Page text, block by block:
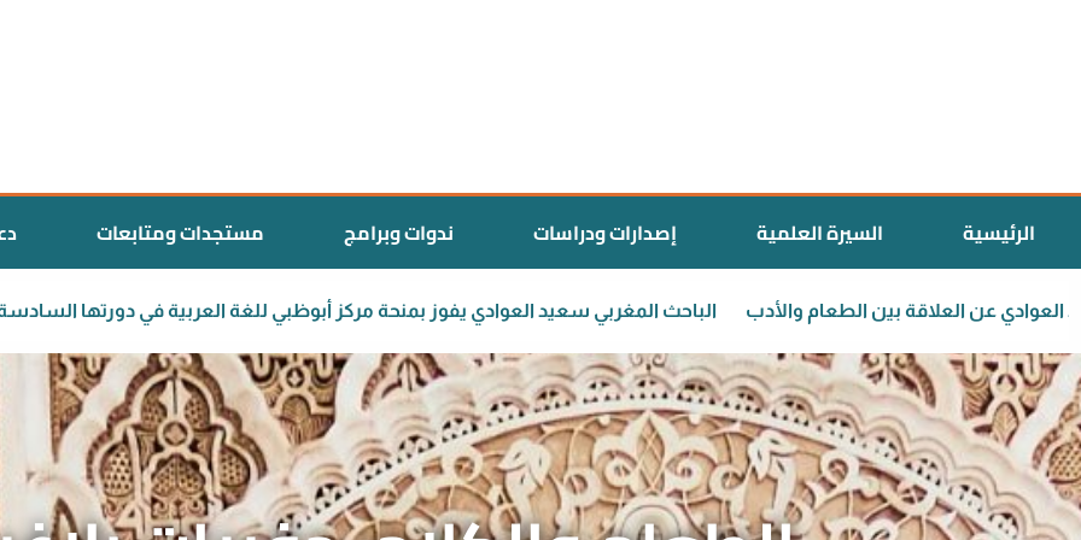
مستجدات ومتابعات ندوات وبرامج إصدارات ودراسات السيرة العلمية الرئيسية
الباحث المغربي سعيد العوادي يفوز بمنحة مركز أبوظبي للغة العربية الدكتور سعيد العوادي عن العلاقة بين الطعام والأدب